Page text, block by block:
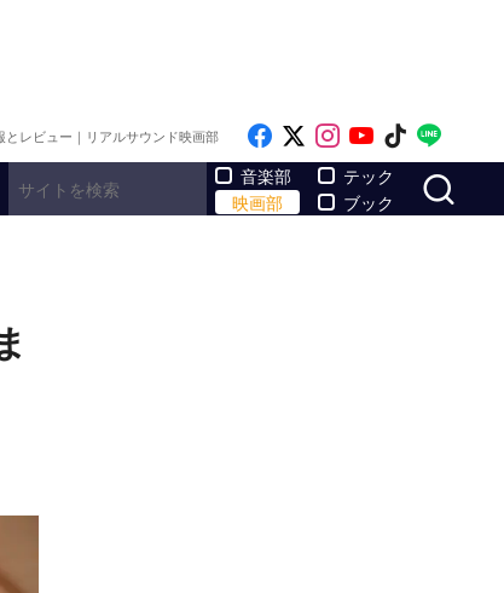
レビュー｜リアルサウンド映画部 Like on Facebook
Follow on x
Follow on
Follow on
Follow
音楽部
映画部
テック
ブック